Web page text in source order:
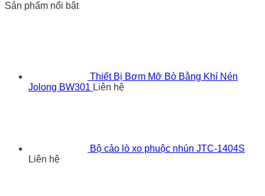
Sản phẩm nổi bật
Thiết Bị Bơm Mỡ Bò Bằng Khí Nén
Jolong BW301 Liên hệ
Bộ cảo lò xo phuộc nhún JTC-1404S
Liên hệ